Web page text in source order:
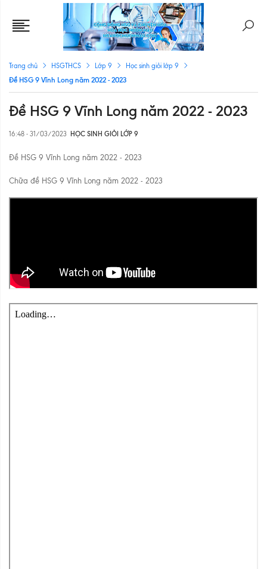
Trang chủ HSGTHCS Lớp 9 Học sinh giỏi lớp 9
Đề HSG 9 Vĩnh Long năm 2022 - 2023
Đề HSG 9 Vĩnh Long năm 2022 - 2023
16:48 - 31/03/2023 HỌC SINH GIỎI LỚP 9
Đề HSG 9 Vĩnh Long năm 2022 - 2023
Chữa đề HSG 9 Vĩnh Long năm 2022 - 2023